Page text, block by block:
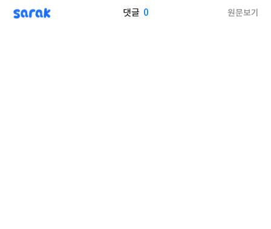
sarak 댓글 0 원문보기